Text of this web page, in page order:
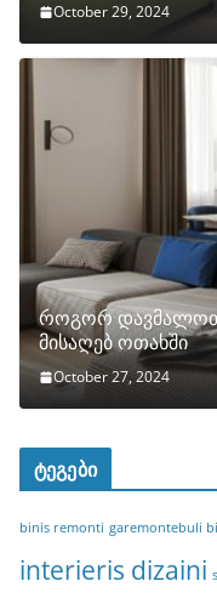
October 29, 2024
როგორ დავმალოთ
მისაღებ ოთახში
October 27, 2024
ტეგები
binis remonti garemontebuli
interieris dizaini